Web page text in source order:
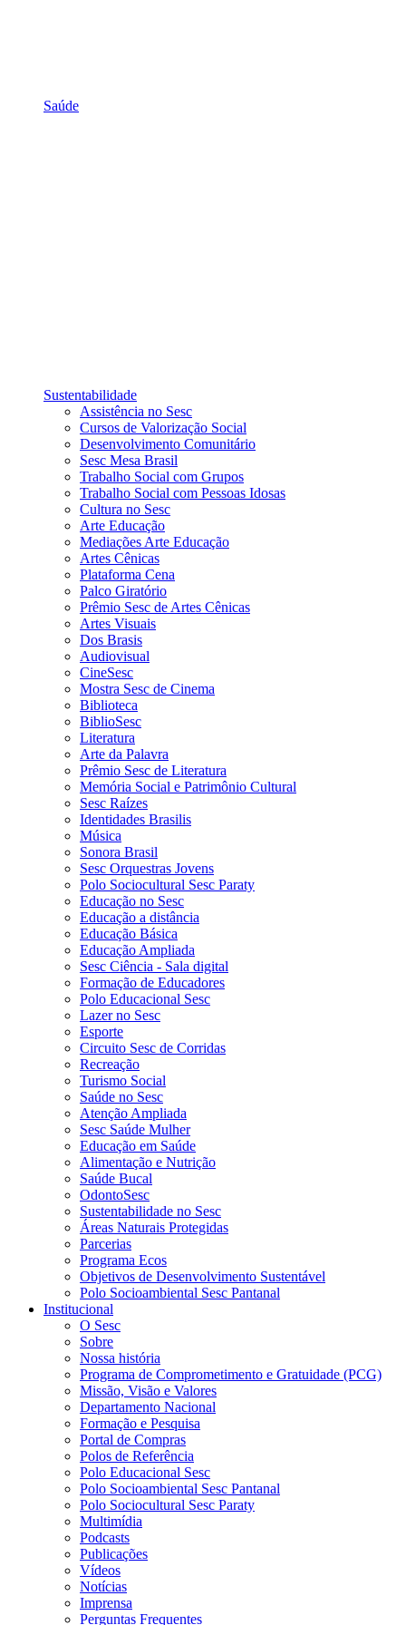
Saúde
Sustentabilidade
Assistência no Sesc
Cursos de Valorização Social
Desenvolvimento Comunitário
Sesc Mesa Brasil
Trabalho Social com Grupos
Trabalho Social com Pessoas Idosas
Cultura no Sesc
Arte Educação
Mediações Arte Educação
Artes Cênicas
Plataforma Cena
Palco Giratório
Prêmio Sesc de Artes Cênicas
Artes Visuais
Dos Brasis
Audiovisual
CineSesc
Mostra Sesc de Cinema
Biblioteca
BiblioSesc
Literatura
Arte da Palavra
Prêmio Sesc de Literatura
Memória Social e Patrimônio Cultural
Sesc Raízes
Identidades Brasilis
Música
Sonora Brasil
Sesc Orquestras Jovens
Polo Sociocultural Sesc Paraty
Educação no Sesc
Educação a distância
Educação Básica
Educação Ampliada
Sesc Ciência - Sala digital
Formação de Educadores
Polo Educacional Sesc
Lazer no Sesc
Esporte
Circuito Sesc de Corridas
Recreação
Turismo Social
Saúde no Sesc
Atenção Ampliada
Sesc Saúde Mulher
Educação em Saúde
Alimentação e Nutrição
Saúde Bucal
OdontoSesc
Sustentabilidade no Sesc
Áreas Naturais Protegidas
Parcerias
Programa Ecos
Objetivos de Desenvolvimento Sustentável
Polo Socioambiental Sesc Pantanal
Institucional
O Sesc
Sobre
Nossa história
Programa de Comprometimento e Gratuidade (PCG)
Missão, Visão e Valores
Departamento Nacional
Formação e Pesquisa
Portal de Compras
Polos de Referência
Polo Educacional Sesc
Polo Socioambiental Sesc Pantanal
Polo Sociocultural Sesc Paraty
Multimídia
Podcasts
Publicações
Vídeos
Notícias
Imprensa
Perguntas Frequentes